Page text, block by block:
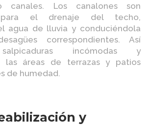
canales. Los canalones son
para el drenaje del techo,
agua de lluvia y conduciéndola
correspondientes. Así
incómodas y
las áreas de terrazas y patios
de humedad.
y